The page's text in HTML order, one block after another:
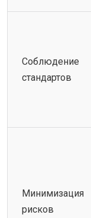
Соблюдение
стандартов
Минимизация
рисков